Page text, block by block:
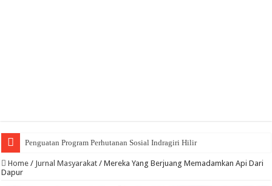
Penguatan Program Perhutanan Sosial Indragiri Hilir
Home / Jurnal Masyarakat / Mereka Yang Berjuang Memadamkan Api Dari
Dapur